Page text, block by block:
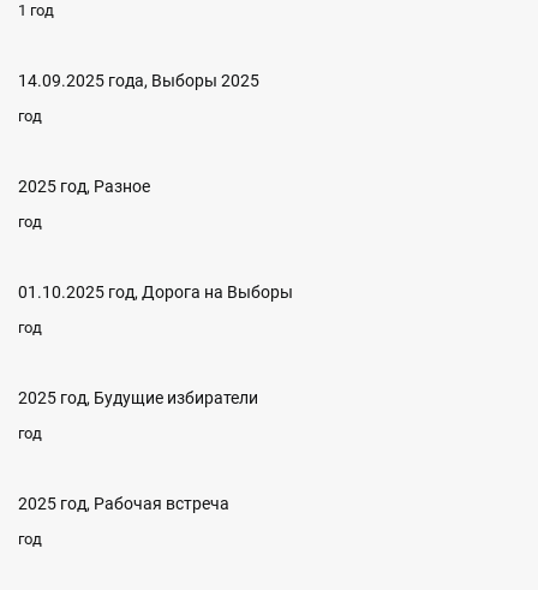
1 год
14.09.2025 года, Выборы 2025
год
2025 год, Разное
год
01.10.2025 год, Дорога на Выборы
год
2025 год, Будущие избиратели
год
2025 год, Рабочая встреча
год